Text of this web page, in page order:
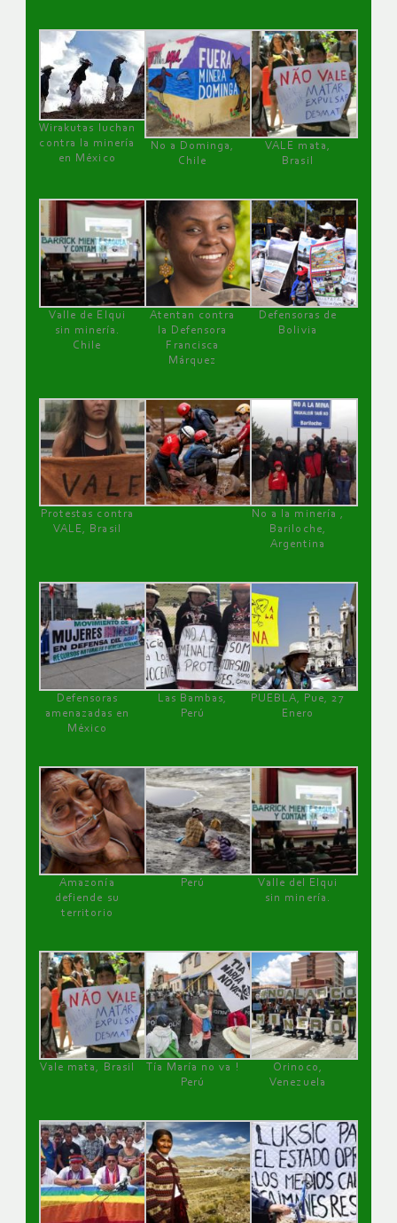
Wirakutas luchan
contra la minería
en México
No a Dominga,
Chile
VALE mata,
Brasil
Valle de Elqui
sin minería.
Chile
Atentan contra
la Defensora
Francisca
Márquez
Defensoras de
Bolivia
Protestas contra
VALE, Brasil
No a la minería ,
Bariloche,
Argentina
Defensoras
amenazadas en
México
Las Bambas,
Perú
PUEBLA, Pue, 27
Enero
Amazonía
defiende su
territorio
Perú
Valle del Elqui
sin minería.
Vale mata, Brasil
Tía María no va !
Perú
Orinoco,
Venezuela